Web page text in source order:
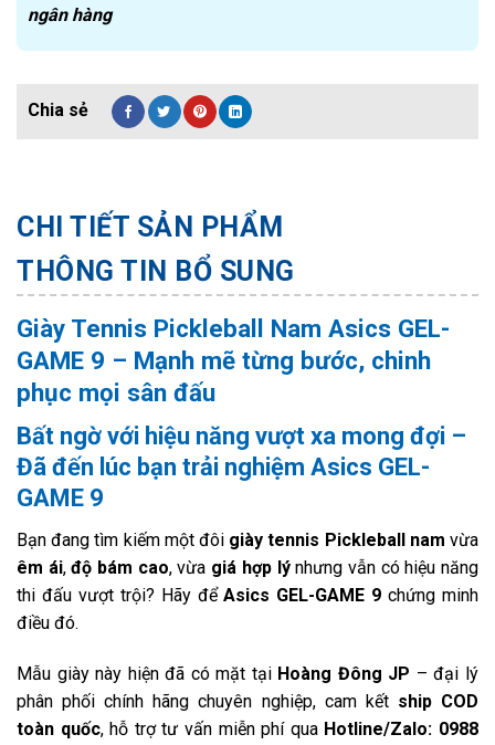
ngân hàng
CHI TIẾT SẢN PHẨM
THÔNG TIN BỔ SUNG
Giày Tennis Pickleball Nam Asics GEL-
GAME 9 – Mạnh mẽ từng bước, chinh
phục mọi sân đấu
Bất ngờ với hiệu năng vượt xa mong đợi –
Đã đến lúc bạn trải nghiệm Asics GEL-
GAME 9
Bạn đang tìm kiếm một đôi giày tennis Pickleball nam vừa
êm ái,độ bám cao, vừa giá hợp lýnhưng vẫn có hiệu năng
thi đấu vượt trội? Hãy đểAsics GEL-GAME 9 chứng minh
điều đó.
Mẫu giày này hiện đã có mặt tại Hoàng Đông JP – đại lý
phân phối chính hãng chuyên nghiệp, cam kết ship COD
toàn quốc, hỗ trợ tư vấn miễn phí qua Hotline/Zalo: 0988